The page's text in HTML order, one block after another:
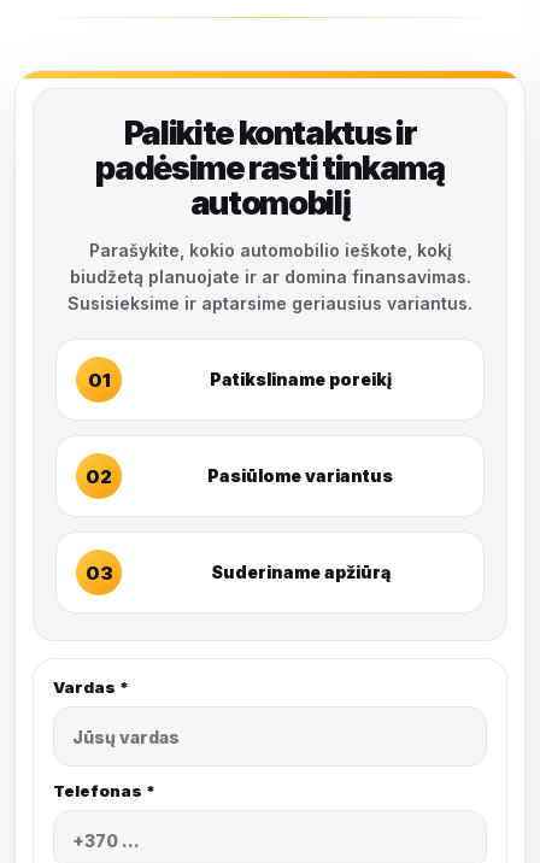
Palikite kontaktus ir
padėsime rasti tinkamą
automobilį
Parašykite, kokio automobilio ieškote, kokį
biudžetą planuojate ir ar domina finansavimas.
Susisieksime ir aptarsime geriausius variantus.
01 Patiksliname poreikį
02 Pasiūlome variantus
03 Suderiname apžiūrą
Vardas *
Telefonas *